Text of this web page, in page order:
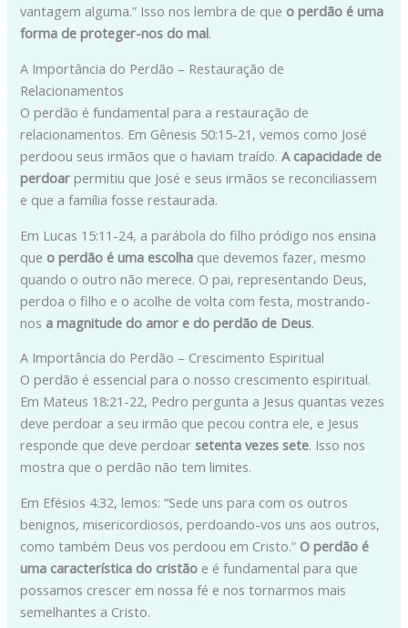
vantagem alguma.” Isso nos lembra de que o perdão é uma
forma de proteger-nos do mal.
A Importância do Perdão – Restauração de
Relacionamentos
O perdão é fundamental para a restauração de
relacionamentos. Em Gênesis 50:15-21, vemos como José
perdoou seus irmãos que o haviam traído.A capacidade de
perdoar permitiu que José e seus irmãos se reconciliassem
e que a família fosse restaurada.
Em Lucas 15:11-24, a parábola do filho pródigo nos ensina
que o perdão é uma escolha que devemos fazer, mesmo
quando o outro não merece. O pai, representando Deus,
perdoa o filho e o acolhe de volta com festa, mostrando-
nos a magnitude do amor e do perdão de Deus.
A Importância do Perdão – Crescimento Espiritual
O perdão é essencial para o nosso crescimento espiritual.
Em Mateus 18:21-22, Pedro pergunta a Jesus quantas vezes
deve perdoar a seu irmão que pecou contra ele, e Jesus
responde que deve perdoarsetenta vezes sete. Isso nos
mostra que o perdão não tem limites.
Em Efésios 4:32, lemos: “Sede uns para com os outros
benignos, misericordiosos, perdoando-vos uns aos outros,
como também Deus vos perdoou em Cristo.” O perdão é
uma característica do cristão e é fundamental para que
possamos crescer em nossa fé e nos tornarmos mais
semelhantes a Cristo.